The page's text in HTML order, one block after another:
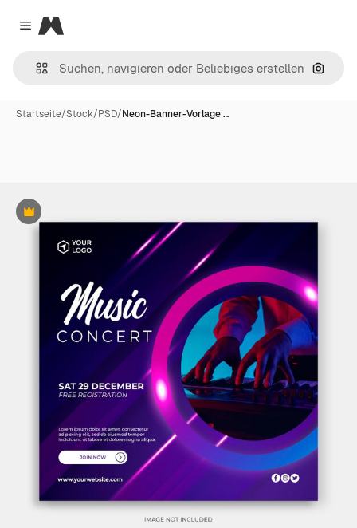
Close menu
Magnific
Nach
Startseite/Stock/PSD/Neon-Banner-Vorlage …
Premium